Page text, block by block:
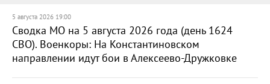
5 августа 2026 19:00
Сводка МО на 5 августа 2026 года (день 1624
СВО). Военкоры: На Константиновском
направлении идут бои в Алексеево-Дружковке